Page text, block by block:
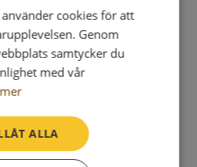
cookies för att
Genom
samtycker du
med vår
ALLA